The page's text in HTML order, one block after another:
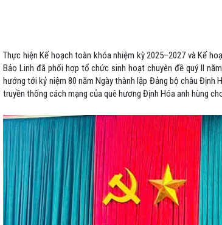
Thực hiện Kế hoạch toàn khóa nhiệm kỳ 2025–2027 và Kế
Bảo Linh đã phối hợp tổ chức sinh hoạt chuyên đề quý II
hướng tới kỷ niệm 80 năm Ngày thành lập Đảng bộ châu
truyền thống cách mạng của quê hương Định Hóa anh hùng